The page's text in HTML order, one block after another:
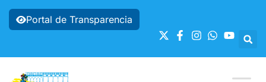
Portal de Transparencia